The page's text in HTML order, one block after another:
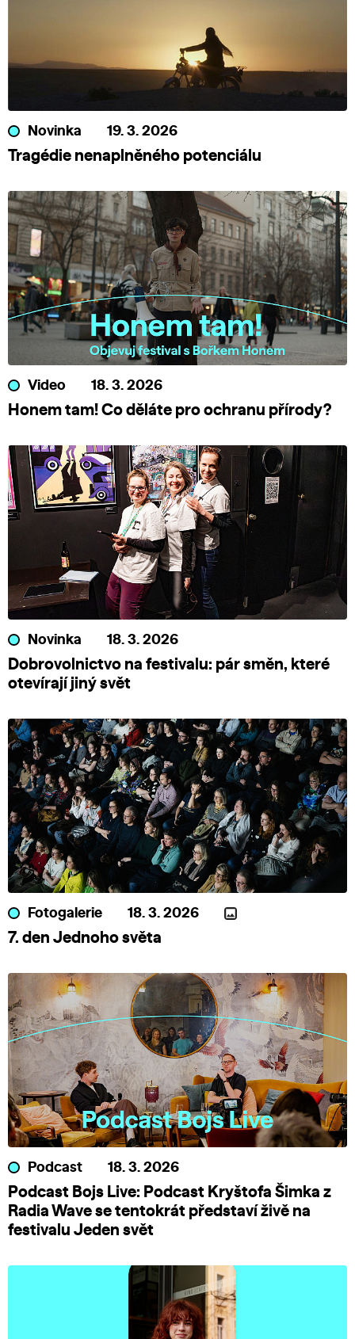
Novinka 19. 3. 2026
Tragédie nenaplněného potenciálu
Video 18. 3. 2026
Honem tam! Co děláte pro ochranu přírody?
Novinka 18. 3. 2026
Dobrovolnictvo na festivalu: pár směn, které
otevírají jiný svět
Fotogalerie 18. 3. 2026
7. den Jednoho světa
Podcast 18. 3. 2026
Podcast Bojs Live: Podcast Kryštofa Šimka z
Radia Wave se tentokrát představí živě na
festivalu Jeden svět